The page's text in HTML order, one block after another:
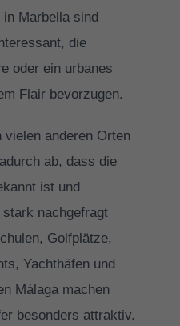
Marbella sind
die
oder ein urbanes
Flair bevorzugen.
anderen Orten
ab, dass die
ist und
nachgefragt
Golfplätze,
Yachthäfen und
Málaga machen
besonders attraktiv.